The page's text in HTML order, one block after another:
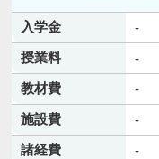
入学金
-
授業料
-
教材費
-
施設費
-
諸経費
-